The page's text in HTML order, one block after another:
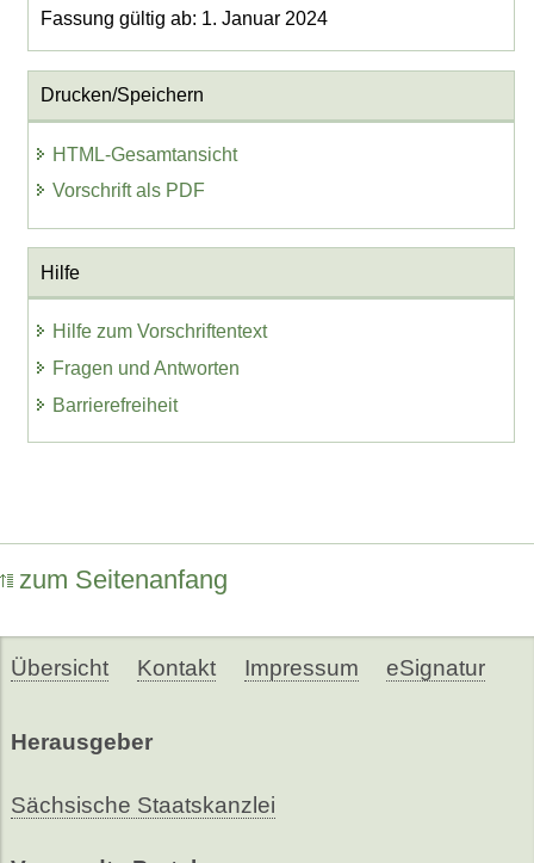
Fassung gültig ab: 1. Januar 2024
Drucken/Speichern
HTML-Gesamtansicht
Vorschrift als PDF
Hilfe
Hilfe zum Vorschriftentext
Fragen und Antworten
Barrierefreiheit
zum Seitenanfang
Übersicht Kontakt Impressum eSignatur
Herausgeber
Sächsische Staatskanzlei